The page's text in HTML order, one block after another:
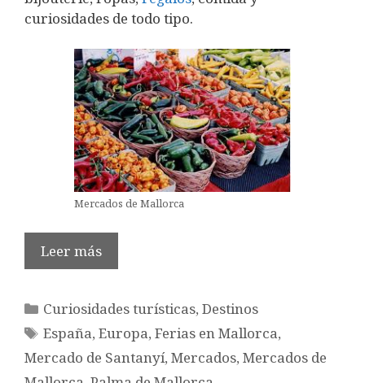
curiosidades de todo tipo.
Mercados de Mallorca
Leer más
Categorías
Curiosidades turísticas,Destinos
Etiquetas
España,Europa,Ferias en Mallorca,
Mercado de Santanyí, Mercados, Mercados de